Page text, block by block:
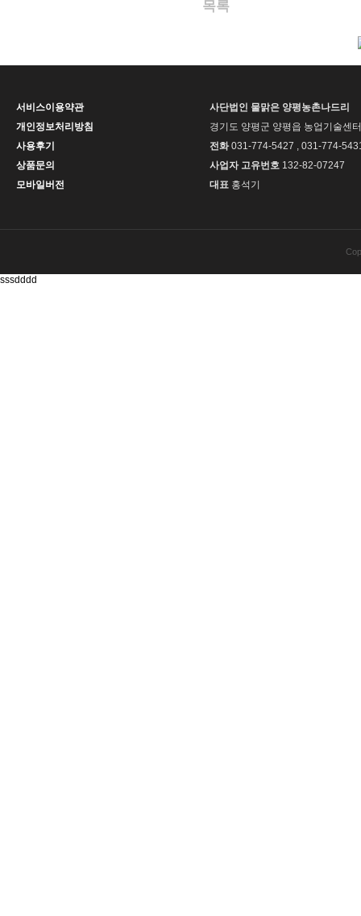
목록
서비스이용약관
개인정보처리방침
사용후기
상품문의
모바일버전
사단법인 물맑은 양평농촌나드리
경기도 양평군 양평읍 농업기술센
전화031-774-5427 , 031-774-
사업자 고유번호 132-82-07247
대표 홍석기
sssdddd